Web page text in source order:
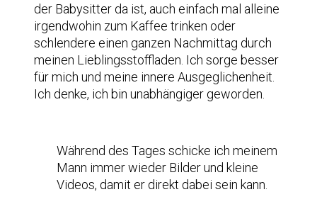
der Babysitter da ist, auch einfach mal alleine
irgendwohin zum Kaffee trinken oder
schlendere einen ganzen Nachmittag durch
meinen Lieblingsstoffladen. Ich sorge besser
für mich und meine innere Ausgeglichenheit.
Ich denke, ich bin unabhängiger geworden.
Während des Tages schicke ich meinem
Mann immer wieder Bilder und kleine
Videos, damit er direkt dabei sein kann.